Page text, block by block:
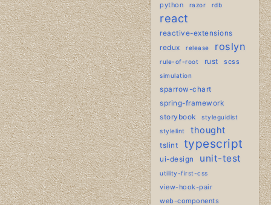
python
razor rdb
react
reactive-extensions
redux
release roslyn
rule-of-root rust scss
simulation
sparrow-chart
spring-framework
storybook
styleguidist
stylelint
thought
tslint typescript
ui-design unit-test
utility-first-css
view-hook-pair
web-components